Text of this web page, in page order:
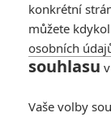
konkrétní
můžete
osobních
souhlasu
Vaše volby